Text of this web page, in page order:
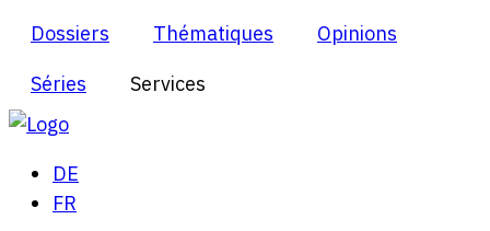
Dossiers Thématiques
Opinions
Séries
Services
DE
FR